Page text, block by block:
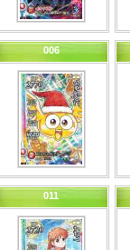
006
011